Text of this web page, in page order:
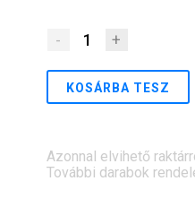
- 1 +
KOSÁRBA TESZ
Azonnal elvihető
További darabok